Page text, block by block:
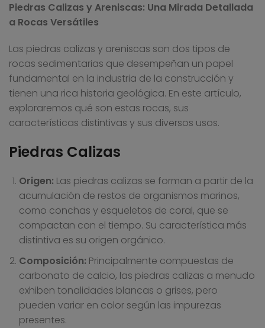
Piedras Calizas y Areniscas: Una Mirada Detallada
a Rocas Versátiles
Las piedras calizas y areniscas son dos tipos de
rocas sedimentarias que desempeñan un papel
fundamental en la industria de la construcción y
tienen una rica historia geológica. En este artículo,
exploraremos qué son estas rocas, sus
características distintivas y sus diversos usos.
Piedras Calizas
Origen: Las piedras calizas se forman a partir de la
acumulación de restos de organismos marinos,
como conchas y esqueletos de coral, que se
compactan con el tiempo. Su característica más
distintiva es su origen orgánico.
Composición: Principalmente compuestas de
carbonato de calcio, las piedras calizas a menudo
exhiben tonalidades blancas o grises, pero
pueden variar en color según las impurezas
presentes.